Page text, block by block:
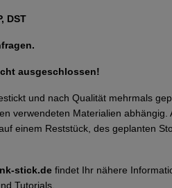
DST
ausgeschlossen!
und nach Qualität mehrmals
verwendeten Materialien abhängig.
einem Reststück, des geplanten
stick.de findet Ihr nähere
Tutorials.